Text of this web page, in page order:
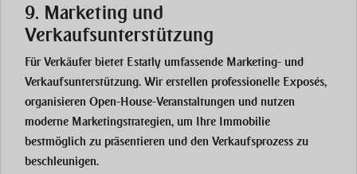
9. Marketing und
Verkaufsunterstützung
Für Verkäufer bietet Estatly umfassende Marketing- und
Verkaufsunterstützung. Wir erstellen professionelle Exposés,
organisieren Open-House-Veranstaltungen und nutzen
moderne Marketingstrategien, um Ihre Immobilie
bestmöglich zu präsentieren und den Verkaufsprozess zu
beschleunigen.